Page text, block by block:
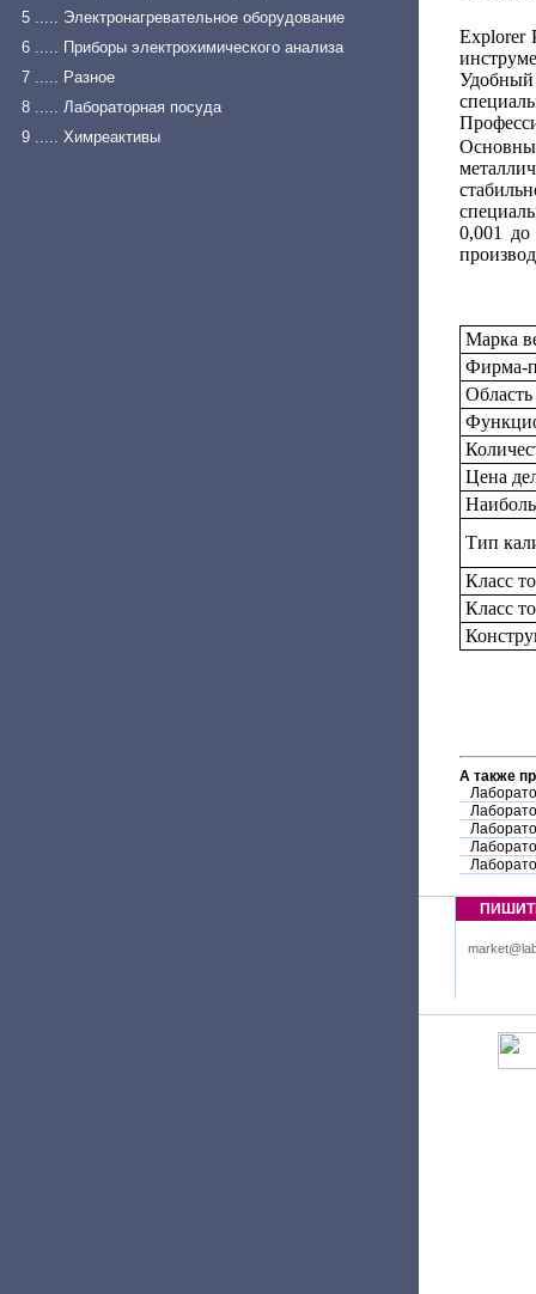
5 ..... Электронагревательное оборудование
6 ..... Приборы электрохимического анализа
7 ..... Разное
8 ..... Лабораторная посуда
9 ..... Химреактивы
Explorer
Удобный
0,001
Марка
Фирма-
Цена
Тип
Класс
Класс
А также